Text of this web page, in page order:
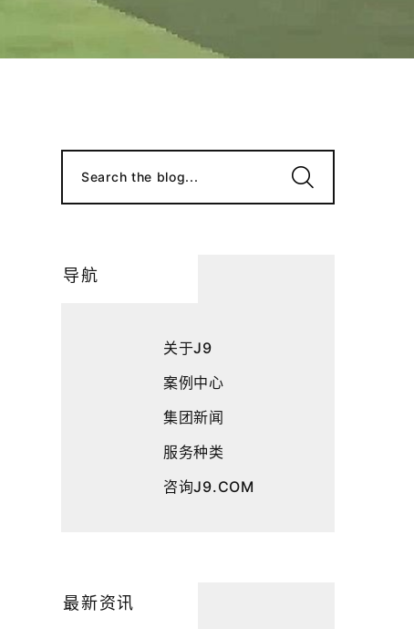
Search the blog...
导航
关于J9
案例中心
集团新闻
服务种类
咨询J9.COM
最新资讯